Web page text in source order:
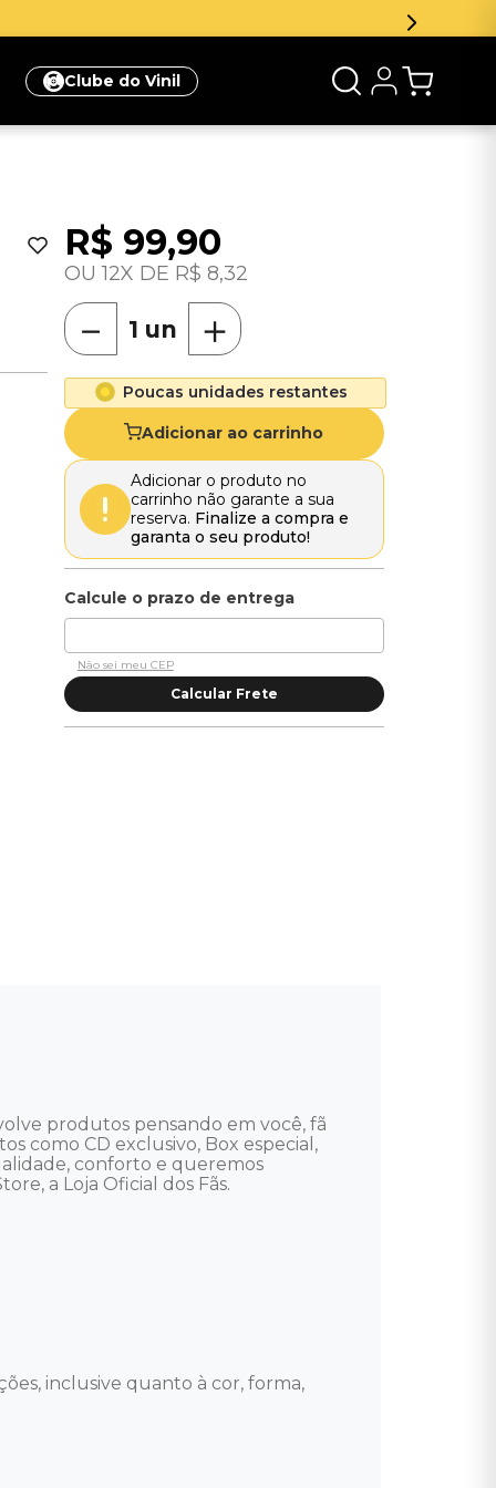
Clube do Vinil
R$ 99,90
12 R$ 8,32
＋
－
Poucas unidades restantes
Adicionar ao carrinho
Adicionar o produto no
carrinho não garante a sua
reserva. Finalize a compra e
garanta o seu produto!
Não sei meu CEP
produtos pensando em você, fã
como CD exclusivo, Box especial,
conforto e queremos
a Loja Oficial dos Fãs.
inclusive quanto à cor, forma,